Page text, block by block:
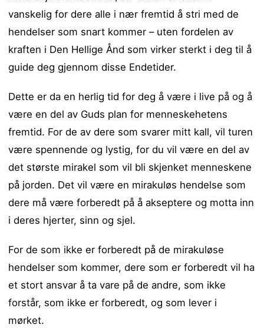
vanskelig for dere alle i nær fremtid å stri med de
hendelser som snart kommer – uten fordelen av
kraften i Den Hellige Ånd som virker sterkt i deg til å
guide deg gjennom disse Endetider.
Dette er da en herlig tid for deg å være i live på og å
være en del av Guds plan for menneskehetens
fremtid. For de av dere som svarer mitt kall, vil turen
være spennende og lystig, for du vil være en del av
det største mirakel som vil bli skjenket menneskene
på jorden. Det vil være en mirakuløs hendelse som
dere må være forberedt på å akseptere og motta inn
i deres hjerter, sinn og sjel.
For de som ikke er forberedt på de mirakuløse
hendelser som kommer, dere som er forberedt vil ha
et stort ansvar å ta vare på de andre, som ikke
forstår, som ikke er forberedt, og som lever i
mørket.